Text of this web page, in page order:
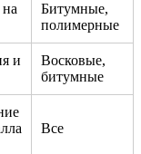
на
Битумные,
полимерные
и
Восковые,
битумные
Все